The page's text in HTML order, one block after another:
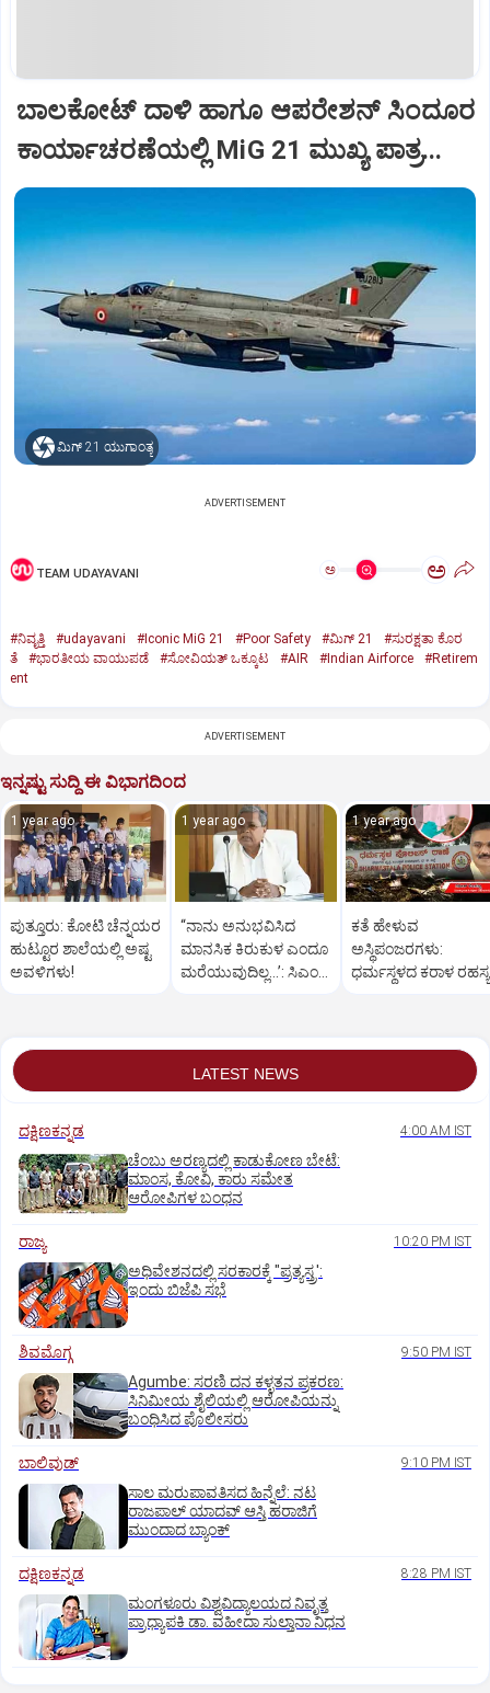
ಬಾಲಕೋಟ್‌ ದಾಳಿ ಹಾಗೂ ಆಪರೇಶನ್‌ ಸಿಂದೂರ
ಕಾರ್ಯಾಚರಣೆಯಲ್ಲಿ MiG 21 ಮುಖ್ಯ ಪಾತ್ರ...
ಮಿಗ್‌ 21 ಯುಗಾಂತ್ಯ
ADVERTISEMENT
TEAM UDAYAVANI ಅ ಅ
#ನಿವೃತ್ತಿ #udayavani #Iconic MiG 21 #Poor Safety #ಮಿಗ್‌ 21
#ಸುರಕ್ಷತಾ ಕೊರ
ತೆ
#ಭಾರತೀಯ ವಾಯುಪಡೆ #ಸೋವಿಯತ್‌ ಒಕ್ಕೂಟ #AIR #Indian Airforce
#Retirem
ent
ADVERTISEMENT
ಇನ್ನಷ್ಟು ಸುದ್ದಿ ಈ ವಿಭಾಗದಿಂದ
1 year ago
ಪುತ್ತೂರು: ಕೋಟಿ ಚೆನ್ನಯರ
ಹುಟ್ಟೂರ ಶಾಲೆಯಲ್ಲಿ ಅಷ್ಟ
ಅವಳಿಗಳು!
1 year ago
“ನಾನು ಅನುಭವಿಸಿದ
ಮಾನಸಿಕ ಕಿರುಕುಳ ಎಂದೂ
ಮರೆಯುವುದಿಲ್ಲ…’: ಸಿಎಂ
1 year ago
ಕತೆ ಹೇಳುವ
ಅಸ್ಥಿಪಂಜರಗಳು:
ಧರ್ಮಸ್ಥಳದ‌ ಕರಾಳ ರಹಸ್ಯ
LATEST NEWS
ದಕ್ಷಿಣಕನ್ನಡ 4:00 AM IST
ಚೆಂಬು ಅರಣ್ಯದಲ್ಲಿ ಕಾಡುಕೋಣ ಬೇಟೆ:
ಮಾಂಸ, ಕೋವಿ, ಕಾರು ಸಮೇತ
ಆರೋಪಿಗಳ ಬಂಧನ
ರಾಜ್ಯ 10:20 PM IST
ಅಧಿವೇಶನದಲ್ಲಿ ಸರಕಾರಕ್ಕೆ "ಪ್ರತ್ಯಸ್ತ್ರ':
ಇಂದು ಬಿಜೆಪಿ ಸಭೆ
ಶಿವಮೊಗ್ಗ 9:50 PM IST
Agumbe: ಸರಣಿ ದನ ಕಳ್ಳತನ ಪ್ರಕರಣ:
ಸಿನಿಮೀಯ ಶೈಲಿಯಲ್ಲಿ ಆರೋಪಿಯನ್ನು
ಬಂಧಿಸಿದ ಪೊಲೀಸರು
ಬಾಲಿವುಡ್‌ 9:10 PM IST
ಸಾಲ ಮರುಪಾವತಿಸದ ಹಿನ್ನೆಲೆ: ನಟ
ರಾಜಪಾಲ್ ಯಾದವ್‌ ಆಸ್ತಿ ಹರಾಜಿಗೆ
ಮುಂದಾದ ಬ್ಯಾಂಕ್
ದಕ್ಷಿಣಕನ್ನಡ 8:28 PM IST
ಮಂಗಳೂರು ವಿಶ್ವವಿದ್ಯಾಲಯದ ನಿವೃತ್ತ
ಪ್ರಾಧ್ಯಾಪಕಿ ಡಾ. ವಹೀದಾ ಸುಲ್ತಾನಾ ನಿಧನ